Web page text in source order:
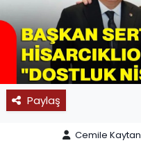
Paylaş
Cemile Kaytan